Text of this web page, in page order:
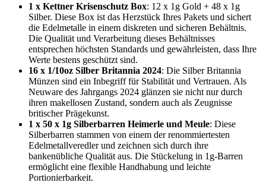
1 x Kettner Krisenschutz Box: 12 x 1g Gold + 48 x 1g
Silber. Diese Box ist das Herzstück Ihres Pakets und sichert
die Edelmetalle in einem diskreten und sicheren Behältnis.
Die Qualität und Verarbeitung dieses Behältnisses
entsprechen höchsten Standards und gewährleisten, dass Ihre
Werte bestens geschützt sind.
16 x 1/10oz Silber Britannia 2024: Die Silber Britannia
Münzen sind ein Inbegriff für Stabilität und Vertrauen. Als
Neuware des Jahrgangs 2024 glänzen sie nicht nur durch
ihren makellosen Zustand, sondern auch als Zeugnisse
britischer Prägekunst.
1 x 50 x 1g Silberbarren Heimerle und Meule: Diese
Silberbarren stammen von einem der renommiertesten
Edelmetallveredler und zeichnen sich durch ihre
bankenübliche Qualität aus. Die Stückelung in 1g-Barren
ermöglicht eine flexible Handhabung und leichte
Portionierbarkeit.